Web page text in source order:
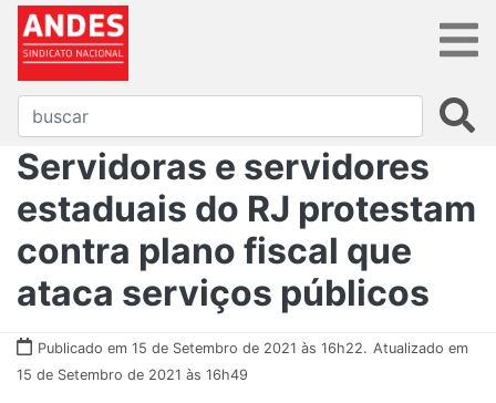
Servidoras e servidores
estaduais do RJ protestam
contra plano fiscal que
ataca serviços públicos
Publicado em 15 de Setembro de 2021 às 16h22. Atualizado em
15 de Setembro de 2021 às 16h49